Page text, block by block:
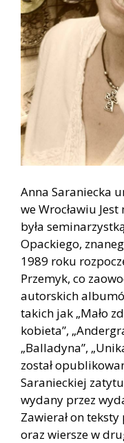
Anna Saraniecka
we Wrocławiu
była
Opackiego,
1989 roku
Przemyk, co
autorskich
takich jak „Mało
kobieta”,
„Balladyna”,
został
Saranieckiej
wydany przez
Zawierał on
oraz wiersze w